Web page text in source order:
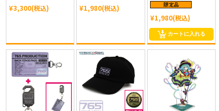
¥3,300(税込) ¥1,980(税込)
¥1,980(税込)
カートに入れる